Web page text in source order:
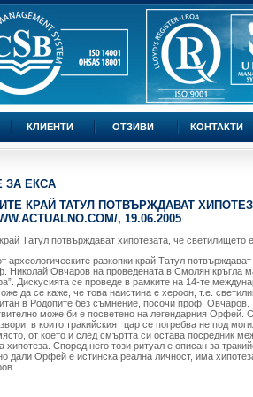
КЛИЕНТИ ОТЗИВИ КОНТАКТИ
ЗА ЕКСА
КРАЙ ТАТУЛ ПОТВЪРЖДАВАТ
, 19.06.2005
Татул потвърждават хипотезата, че
археологическите разкопки край Татул
Николай Овчаров на проведената в Смолян кръгла
Дискусията се проведе в рамките на 14-те
да се каже, че това наистина е хероон, т.е.
в Родопите без съмнение, посочи проф. Овчаров.
може би е посветено на легендарния Орфей.
в които тракийският цар се погребва не под
от което и след смъртта си остава посредник
хипотеза. Според него този ритуал е описан за
дали Орфей е истинска реална личност, има